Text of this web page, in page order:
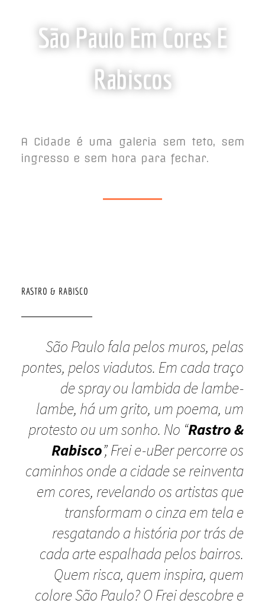
São Paulo Em Cores E
Rabiscos
A Cidade é uma galeria sem teto, sem
ingresso e sem hora para fechar.
RASTRO & RABISCO
São Paulo fala pelos muros, pelas
pontes, pelos viadutos. Em cada traço
de spray ou lambida de lambe-
lambe, há um grito, um poema, um
protesto ou um sonho. No “Rastro &
Rabisco”, Frei e-uBer percorre os
caminhos onde a cidade se reinventa
em cores, revelando os artistas que
transformam o cinza em tela e
resgatando a história por trás de
cada arte espalhada pelos bairros.
Quem risca, quem inspira, quem
colore São Paulo? O Frei descobre e